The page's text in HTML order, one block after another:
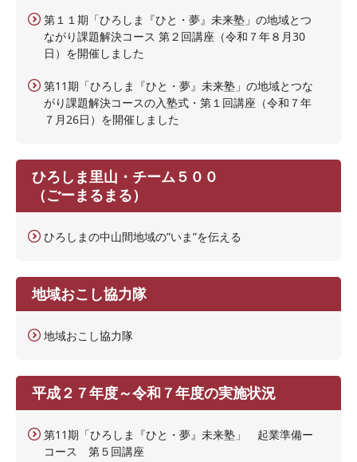
第１１期「ひろしま『ひと・夢』未来塾」の地域とつ
ながり課題解決コース 第２回講座（令和７年８月30
日）を開催しました
第11期「ひろしま『ひと・夢』未来塾」の地域とつな
がり課題解決コースの入塾式・第１回講座（令和７年
７月26日）を開催しました
ひろしま里山・チーム５００
（ごーまるまる）
ひろしまの中山間地域の”いま”を伝える
地域おこし協力隊
地域おこし協力隊
平成２７年度～令和７年度の実施状況
第11期「ひろしま『ひと・夢』未来塾」 起業準備ー
コース 第５回講座